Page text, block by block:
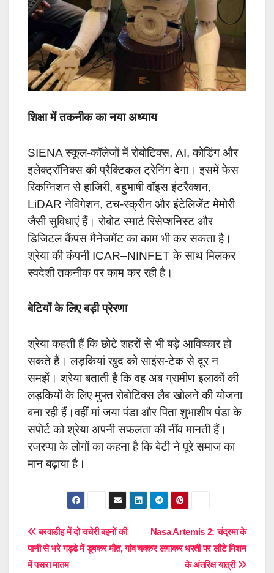
शिक्षा में तकनीक का नया अध्याय
SIENA स्कूल-कॉलेजों में रोबोटिक्स, AI, कोडिंग और
इलेक्ट्रॉनिक्स की प्रैक्टिकल ट्रेनिंग देगा। इसमें फेस
रिकग्निशन से हाजिरी, बहुभाषी वॉइस इंटरैक्शन,
LiDAR नेविगेशन, टच-स्क्रीन और इंटेलिजेंट मेमोरी
जैसी सुविधाएं हैं। रोबोट स्मार्ट रिसेप्शनिस्ट और
डिजिटल कैंपस मैनेजमेंट का काम भी कर सकता है।
श्रेया की कंपनी ICAR–NINFET के साथ मिलकर
स्वदेशी तकनीक पर काम कर रही है।
बेटियों के लिए बड़ी प्रेरणा
श्रेया कहती हैं कि छोटे शहरों से भी बड़े आविष्कार हो
सकते हैं। लड़कियां खुद को साइंस-टेक से दूर न
समझें। श्रेया बताती है कि वह अब ग्रामीण इलाकों की
लड़कियों के लिए मुफ्त रोबोटिक्स लैब खोलने की योजना
बना रही हैं।वहीं मां जया पंडा और पिता शुभाशीष पंडा के
सपोर्ट को श्रेया अपनी सफलता की नींव मानती हैं।
रजरप्पा के लोगों का कहना है कि बेटी ने पूरे समाज का
मान बढ़ाया है।
Post
navigation
Nasa Artemis 2: चंद्रमा के
चक्कर लगाकर धरती पर लौटे मिशन
के अंतरिक्ष यात्री
बरवाडीह में दो चचेरी बहनों की
पानी से भरे गड्ढे में डूबकर मौत, गांव
में पसरा मातम